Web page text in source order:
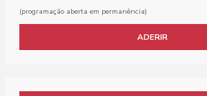
(programação aberta em permanência)
ADERIR